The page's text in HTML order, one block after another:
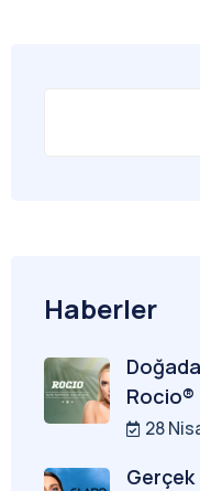
Haberler
Rocio®
28
Gerçek